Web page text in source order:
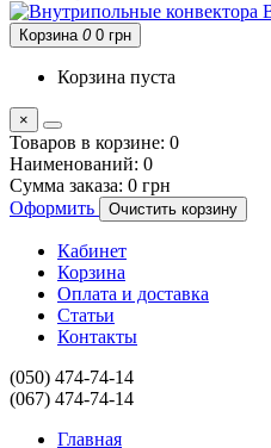
Корзина 0 0 грн
Корзина пуста
×
Товаров в корзине: 0
Наименований: 0
Сумма заказа: 0 грн
Оформить
Очистить корзину
Кабинет
Корзина
Оплата и доставка
Статьи
Контакты
(050) 474-74-14
(067) 474-74-14
Главная